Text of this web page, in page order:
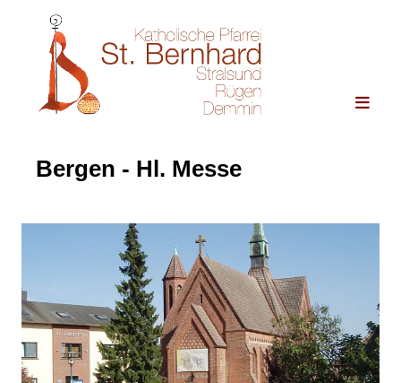
Bergen - Hl. Messe